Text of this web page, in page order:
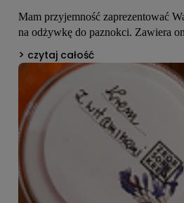
Mam przyjemność zaprezentować
na odżywkę do paznokci. Zawiera
regenerującym. Składniki zostały
czasie poprawić wygląd paznokci.
czytaj całość